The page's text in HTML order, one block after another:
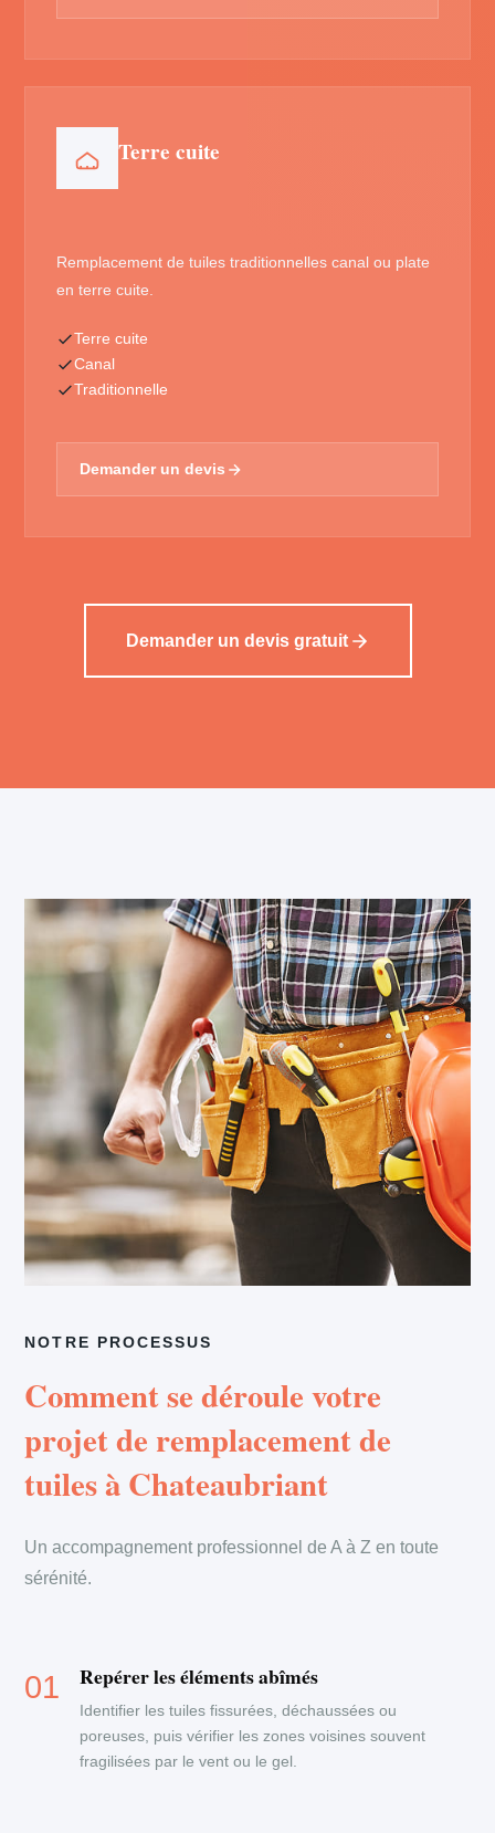
Terre cuite
Remplacement de tuiles traditionnelles canal ou plate
en terre cuite.
Terre cuite
Canal
Traditionnelle
Demander un devis
Demander un devis gratuit
NOTRE PROCESSUS
Comment se déroule votre
projet de remplacement de
tuiles à Chateaubriant
Un accompagnement professionnel de A à Z en toute
sérénité.
Repérer les éléments abîmés
Identifier les tuiles fissurées, déchaussées ou
poreuses, puis vérifier les zones voisines souvent
fragilisées par le vent ou le gel.